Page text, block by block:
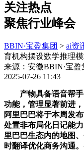
关注热点
聚焦行业峰会
BBIN·宝盈集团 > ai资
育机构摆设数学推理
来源：安徽BBIN·宝
2025-07-26 11:43
产物具备语音帮手
功能，管理显著前进
阿里巴巴将于本周发
处置非布局化日记能
里巴巴生态内的地图
时翻译优化商务沟通